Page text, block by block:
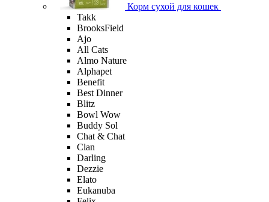
Корм сухой для кошек
Takk
BrooksField
Ajo
All Cats
Almo Nature
Alphapet
Benefit
Best Dinner
Blitz
Bowl Wow
Buddy Sol
Chat & Chat
Clan
Darling
Dezzie
Elato
Eukanuba